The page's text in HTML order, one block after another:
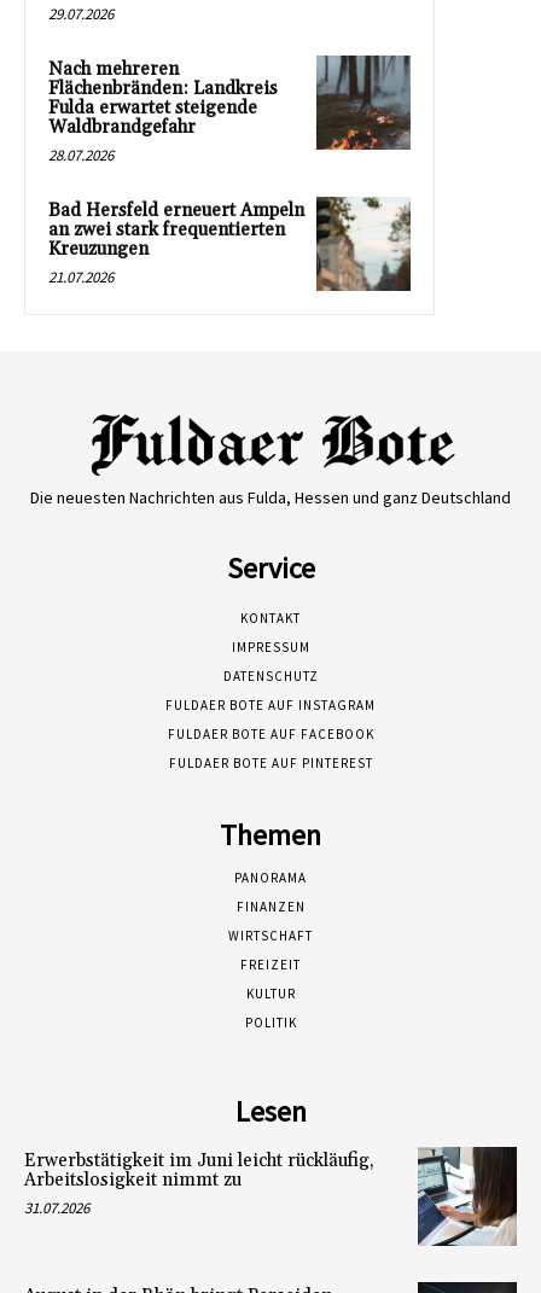
29.07.2026
Nach mehreren
Flächenbränden: Landkreis
Fulda erwartet steigende
Waldbrandgefahr
28.07.2026
Bad Hersfeld erneuert Ampeln
an zwei stark frequentierten
Kreuzungen
21.07.2026
Die neuesten Nachrichten aus Fulda, Hessen und ganz Deutschland
Service
KONTAKT
IMPRESSUM
DATENSCHUTZ
FULDAER BOTE AUF INSTAGRAM
FULDAER BOTE AUF FACEBOOK
FULDAER BOTE AUF PINTEREST
Themen
PANORAMA
FINANZEN
WIRTSCHAFT
FREIZEIT
KULTUR
POLITIK
Lesen
Erwerbstätigkeit im Juni leicht rückläufig,
Arbeitslosigkeit nimmt zu
31.07.2026